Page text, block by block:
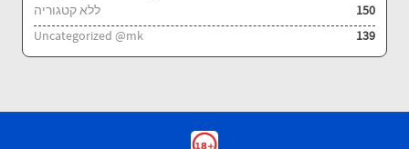
ללא קטגוריה
150
Uncategorized @mk
139